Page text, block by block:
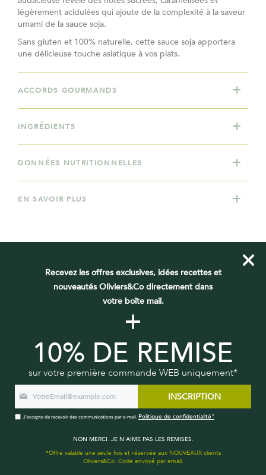
Recevez les offres exclusives, idées recettes et
nouveautés Oliviers&Co directement dans
votre boîte mail.
+
10% DE REMISE
sur votre première commande WEB uniquement*
INSCRIPTION
J'accepte de recevoir des communications par e-mail. Politique de confidentialité"
NON MERCI. JE N'AIME PAS LES REMISES.
*Offre valable une seule fois et réservée aux NOUVEAUX clients
Oliviers&Co. Code envoyé par email.
légèrement acidulées qui ajoute de la complexité à la saveur
umami de la sauce soja.
Sans gluten et 100% naturelle, cette sauce soja apportera
une délicieuse touche asiatique à vos plats.
ACCORDS GOURMANDS
INGRÉDIENTS
DONNÉES NUTRITIONNELLES
EN SAVOIR PLUS
VOUS DEVRIEZ AUSSI AIMER
& GINGEMBRE
OLIVE & AIL FRAIS PRESSÉS